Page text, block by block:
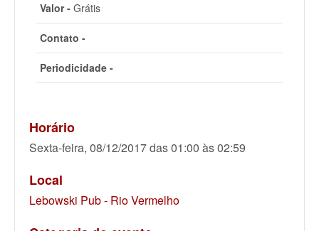
Valor - Grátis
Contato -
Periodicidade -
Horário
Sexta-feira, 08/12/2017 das 01:00 às 02:59
Local
Lebowski Pub - Rio Vermelho